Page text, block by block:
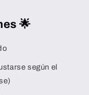
🌟
según el